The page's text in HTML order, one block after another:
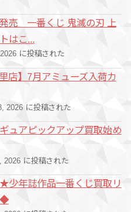
発売 一番くじ 鬼滅の刃 上
はこ...
に投稿された
店】7月アミューズ入荷カ
2026 に投稿された
ュアピックアップ買取始め
2026 に投稿された
少年誌作品一番くじ買取リ